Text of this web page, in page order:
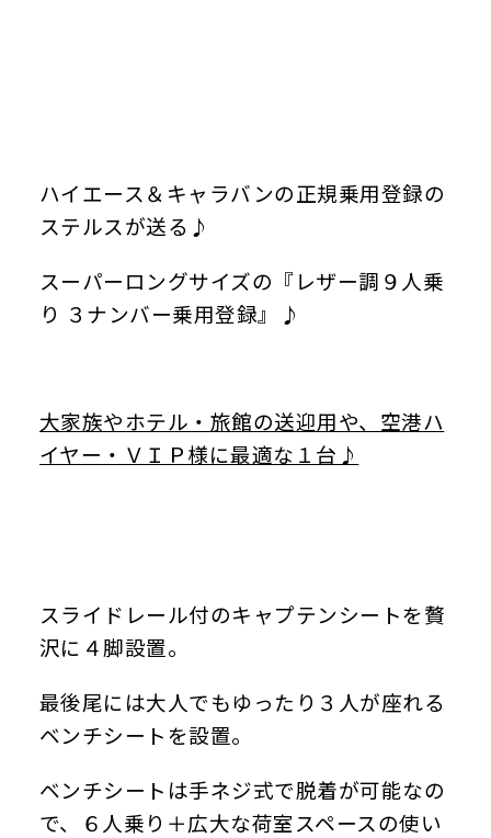
ハイエース＆キャラバンの正規乗用登録の
ステルスが送る♪
スーパーロングサイズの『レザー調９人乗
り ３ナンバー乗用登録』♪
大家族やホテル・旅館の送迎用や、空港ハ
イヤー・ＶＩＰ様に最適な１台♪
スライドレール付のキャプテンシートを贅
沢に４脚設置。
最後尾には大人でもゆったり３人が座れる
ベンチシートを設置。
ベンチシートは手ネジ式で脱着が可能なの
で、６人乗り＋広大な荷室スペースの使い